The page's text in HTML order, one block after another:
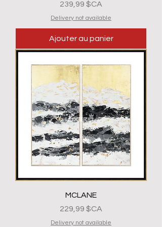
Prix
239,99 $CA
Delivery not available
Ajouter au panier
MCLANE
Prix
229,99 $CA
Delivery not available